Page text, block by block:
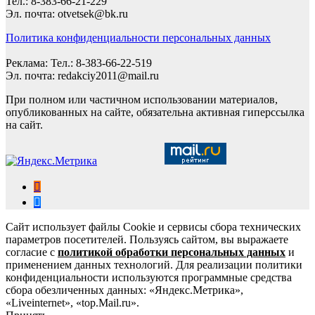
Эл. почта: otvetsek@bk.ru
Политика конфиденциальности персональных данных
Реклама: Тел.: 8-383-66-22-519
Эл. почта: redakciy2011@mail.ru
При полном или частичном использовании материалов,
опубликованных на сайте, обязательна активная гиперссылка
на сайт.
Сайт использует файлы Cookie и сервисы сбора технических
параметров посетителей. Пользуясь сайтом, вы выражаете
согласие с политикой обработки персональных данных и
применением данных технологий. Для реализации политики
конфиденциальности используются программные средства
сбора обезличенных данных: «Яндекс.Метрика»,
«Liveinternet», «top.Mail.ru».